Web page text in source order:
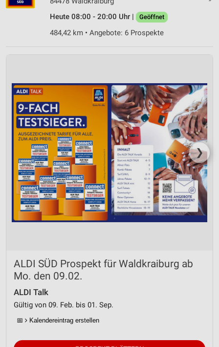
Heute 08:00 - 20:00 Uhr |
Geöffnet
484,42 km • Angebote: 6 Prospekte
❯
ALDI SÜD Prospekt für Waldkraiburg ab
Mo. den 09.02.
ALDI Talk
Gültig von 09. Feb. bis 01. Sep.
📅 Kalendereintrag erstellen
Geräte anhand von aktiv angeforderten
Werbung